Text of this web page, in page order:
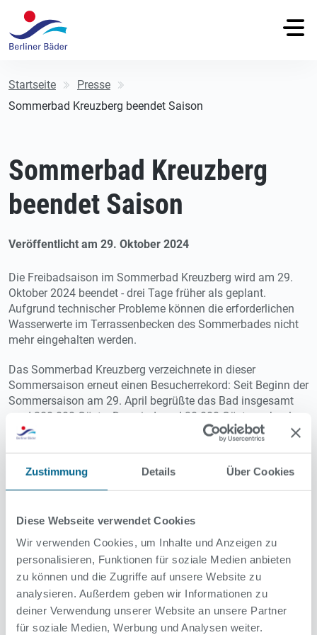
Zustimmung Details Über Cookies
Diese Webseite verwendet Cookies
Wir verwenden Cookies, um Inhalte und Anzeigen zu
personalisieren, Funktionen für soziale Medien anbieten
zu können und die Zugriffe auf unsere Website zu
analysieren. Außerdem geben wir Informationen zu
deiner Verwendung unserer Website an unsere Partner
für soziale Medien, Werbung und Analysen weiter.
Startseite
Presse
Sommerbad Kreuzberg beendet Saison
Sommerbad Kreuzberg
beendet Saison
Veröffentlicht am 29. Oktober 2024
Die Freibadsaison im Sommerbad Kreuzberg wird am 29.
Oktober 2024 beendet - drei Tage früher als geplant.
Aufgrund technischer Probleme können die erforderlichen
Wasserwerte im Terrassenbecken des Sommerbades nicht
mehr eingehalten werden.
Das Sommerbad Kreuzberg verzeichnete in dieser
Sommersaison erneut einen Besucherrekord: Seit Beginn der
Sommersaison am 29. April begrüßte das Bad insgesamt
rund 380.000 Gäste. Das sind rund 30.000 Gäste mehr als
in der Sommersaison 2023.
im Oktober für besonders mutige Badegäste geöffnet. Rund
4000 Besucherinnen und Besucher trotzten den herbstlichen
Freibad Berlins weiter ihre Bahnen.
Nach einem erfolgreichen Test im letzten Jahr gab es auch
während der Sommerferien 2024 wieder ein betreutes
Sportangebot als präventive Maßnahme, um gewaltsamen
Auseinandersetzungen entgegenzuwirken. Im Sommerbad
Kreuzberg nutzten 6.300 Kinder, Jugendliche und junge
Erwachsene die Sportangebote außerhalb des Wassers.